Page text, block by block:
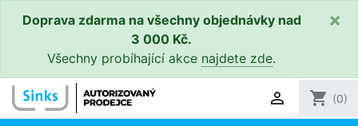
Doprava zdarma na všechny objednávky nad
3 000 Kč.
Všechny probíhající akce najdete zde.
×
 shopping_cart (0)